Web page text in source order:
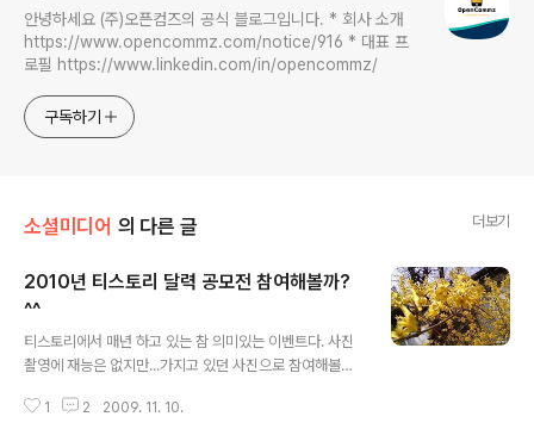
안녕하세요 (주)오픈컴즈의 공식 블로그입니다. * 회사 소개
https://www.opencommz.com/notice/916 * 대표 프
로필 https://www.linkedin.com/in/opencommz/
구독하기
소셜미디어 의 다른 글 더보기
2010년 티스토리 달력 공모전 참여해볼까?
^^
티스토리에서 매년 하고 있는 참 의미있는 이벤트다. 사진
촬영에 재능은 없지만...가지고 있던 사진으로 참여해볼까
4월 정도였던 것...같은 너무 이뻐서 한방...^^
1 2 2009. 11. 10.